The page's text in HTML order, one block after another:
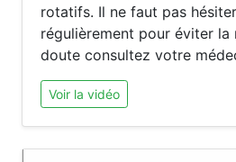
rotatifs. Il ne faut pas
régulièrement pour éviter la
doute consultez votre
Voir la vidéo